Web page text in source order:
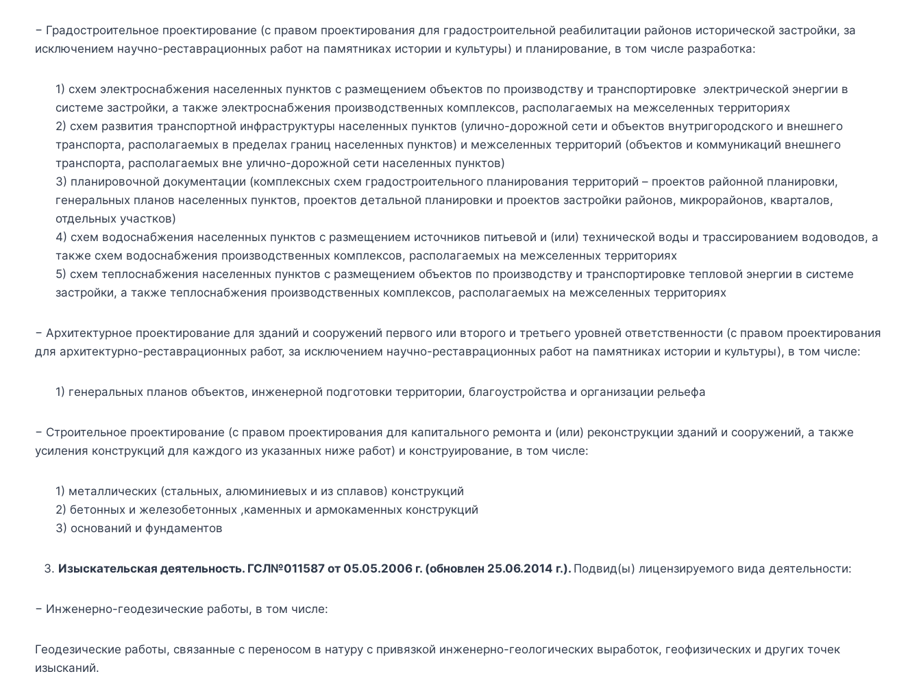
− Градостроительное проектирование (с правом проектирования для градостроительной реабилитации районов исторической застройки, за
исключением научно-реставрационных работ на памятниках истории и культуры) и планирование, в том числе разработка:
1) схем электроснабжения населенных пунктов с размещением объектов по производству и транспортировке электрической энергии в
системе застройки, а также электроснабжения производственных комплексов, располагаемых на межселенных территориях
2) схем развития транспортной инфраструктуры населенных пунктов (улично-дорожной сети и объектов внутригородского и внешнего
транспорта, располагаемых в пределах границ населенных пунктов) и межселенных территорий (объектов и коммуникаций внешнего
транспорта, располагаемых вне улично-дорожной сети населенных пунктов)
3) планировочной документации (комплексных схем градостроительного планирования территорий – проектов районной планировки,
генеральных планов населенных пунктов, проектов детальной планировки и проектов застройки районов, микрорайонов, кварталов,
отдельных участков)
4) схем водоснабжения населенных пунктов с размещением источников питьевой и (или) технической воды и трассированием водоводов, а
также схем водоснабжения производственных комплексов, располагаемых на межселенных территориях
5) схем теплоснабжения населенных пунктов с размещением объектов по производству и транспортировке тепловой энергии в системе
застройки, а также теплоснабжения производственных комплексов, располагаемых на межселенных территориях
− Архитектурное проектирование для зданий и сооружений первого или второго и третьего уровней ответственности (с правом проектирования
для архитектурно-реставрационных работ, за исключением научно-реставрационных работ на памятниках истории и культуры), в том числе:
1) генеральных планов объектов, инженерной подготовки территории, благоустройства и организации рельефа
− Строительное проектирование (с правом проектирования для капитального ремонта и (или) реконструкции зданий и сооружений, а также
усиления конструкций для каждого из указанных ниже работ) и конструирование, в том числе:
1) металлических (стальных, алюминиевых и из сплавов) конструкций
2) бетонных и железобетонных ,каменных и армокаменных конструкций
3) оснований и фундаментов
Изыскательская деятельность. ГСЛ№011587 от 05.05.2006 г. (обновлен 25.06.2014 г.). Подвид(ы) лицензируемого вида деятельности:
− Инженерно-геодезические работы, в том числе:
Геодезические работы, связанные с переносом в натуру с привязкой инженерно-геологических выработок, геофизических и других точек
изысканий.